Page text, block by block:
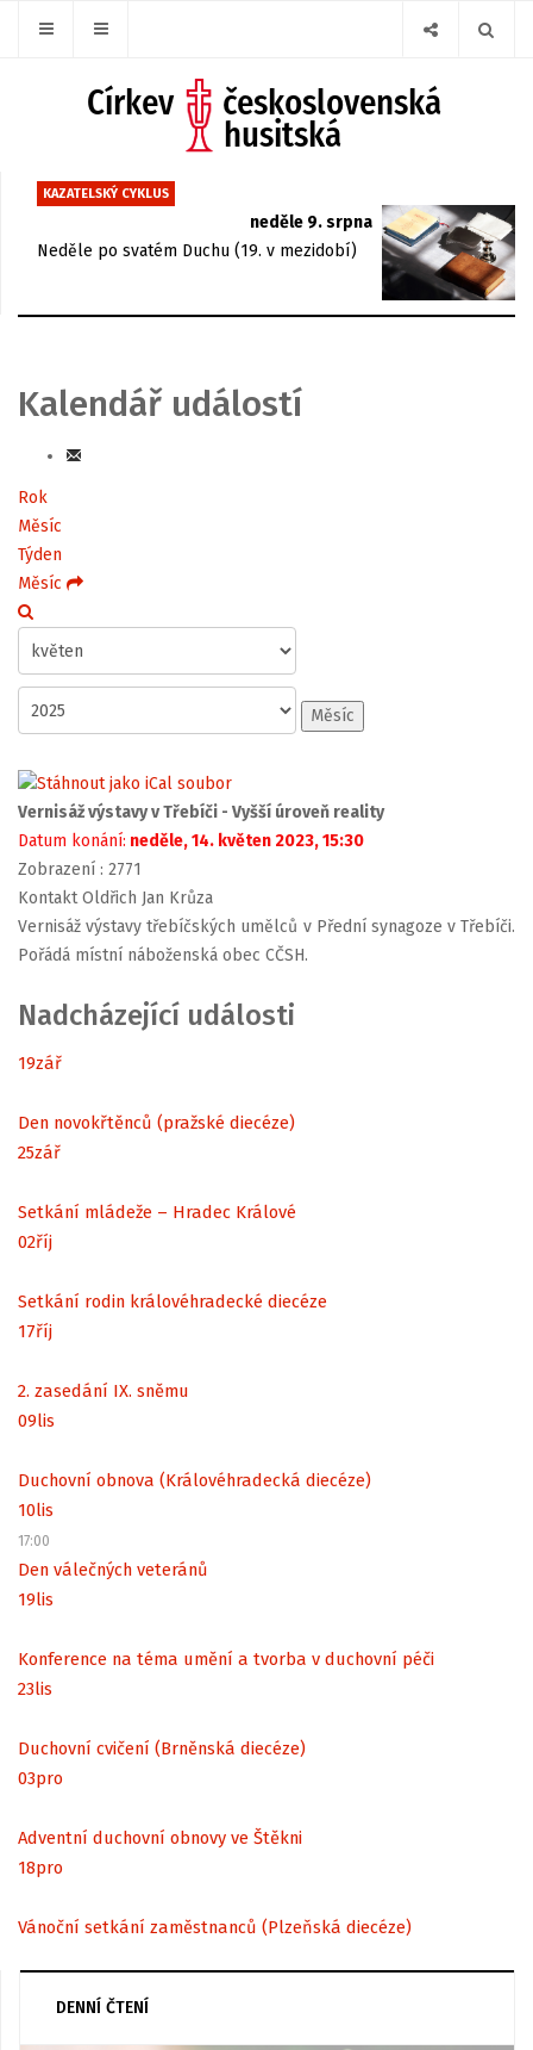
KAZATELSKÝ CYKLUS
neděle 9. srpna
Neděle po svatém Duchu (19. v mezidobí)
Kalendář událostí
Rok
Měsíc
Týden
Měsíc
Měsíc
Vernisáž výstavy v Třebíči - Vyšší úroveň reality
Datum konání: neděle, 14. květen 2023, 15:30
Zobrazení : 2771
KontaktOldřich Jan Krůza
Vernisáž výstavy třebíčských umělců v Přední synagoze v Třebíči.
Pořádá místní náboženská obec CČSH.
Nadcházející události
19zář
Den novokřtěnců (pražské diecéze)
25zář
Setkání mládeže – Hradec Králové
02říj
Setkání rodin královéhradecké diecéze
17říj
2. zasedání IX. sněmu
09lis
Duchovní obnova (Královéhradecká diecéze)
10lis
17:00
Den válečných veteránů
19lis
Konference na téma umění a tvorba v duchovní péči
23lis
Duchovní cvičení (Brněnská diecéze)
03pro
Adventní duchovní obnovy ve Štěkni
18pro
Vánoční setkání zaměstnanců (Plzeňská diecéze)
DENNÍ ČTENÍ